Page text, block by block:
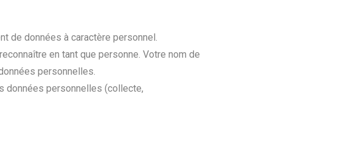
de données à caractère personnel.
en tant que personne. Votre nom de
personnelles.
données personnelles (collecte,